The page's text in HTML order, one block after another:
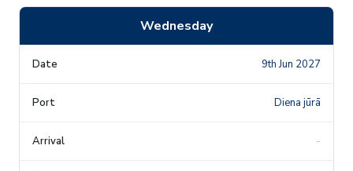
Wednesday
9th Jun 2027
Diena jūrā
-